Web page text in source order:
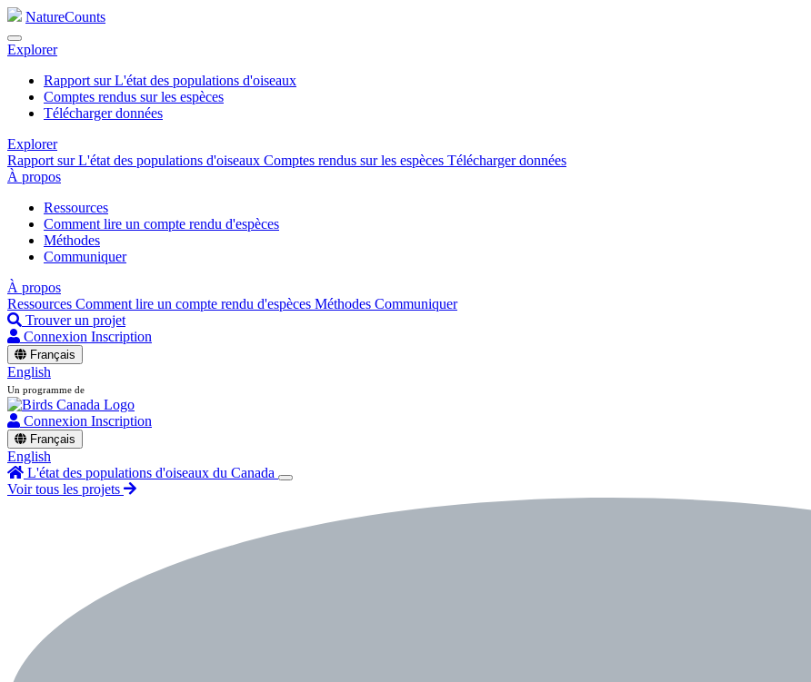
NatureCounts
Explorer
Rapport sur L'état des populations d'oiseaux
Comptes rendus sur les espèces
Télécharger données
Explorer
Rapport sur L'état des populations d'oiseaux Comptes rendus sur les espèces Télécharger données
À propos
Ressources
Comment lire un compte rendu d'espèces
Méthodes
Communiquer
À propos
Ressources Comment lire un compte rendu d'espèces Méthodes Communiquer
Trouver un projet
Connexion Inscription
Français
English
Un programme de
Connexion Inscription
Français
English
L'état des populations d'oiseaux du Canada
Voir tous les projets